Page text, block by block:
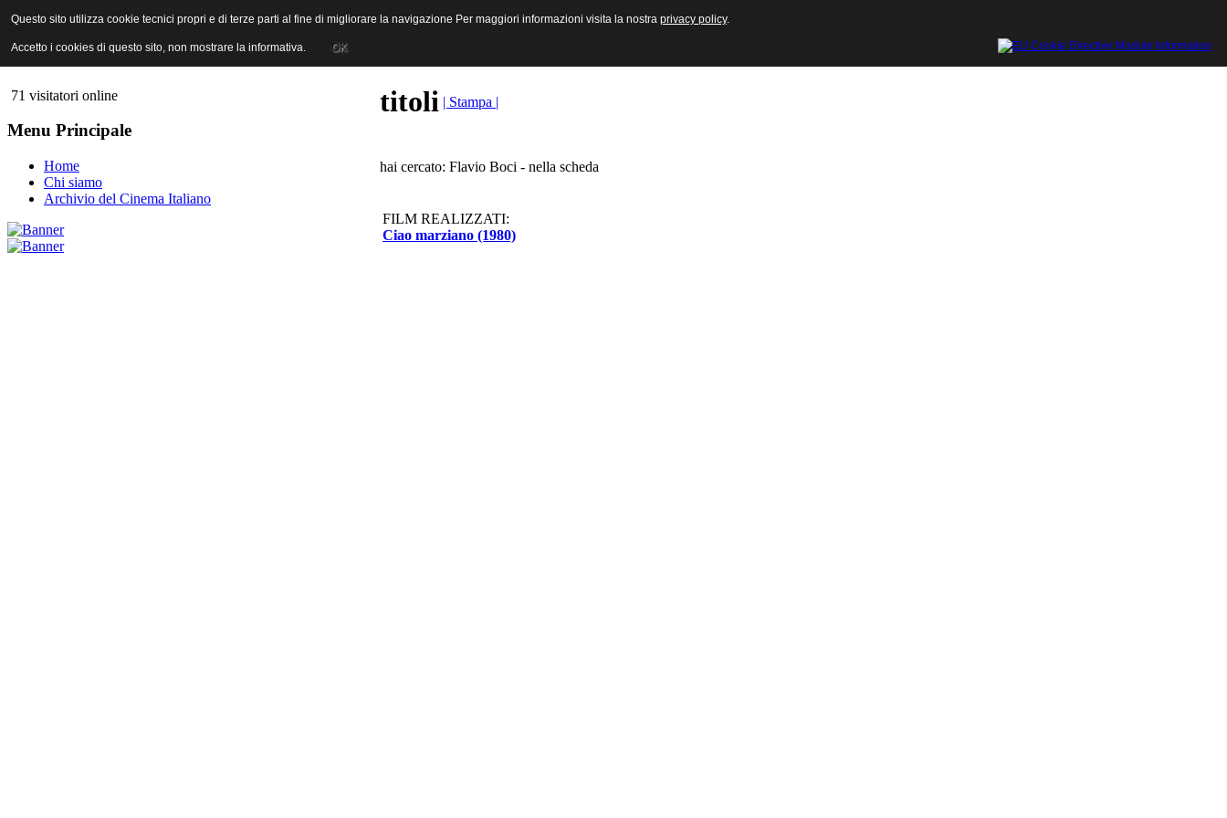
ANICA | Associazione Nazionale Industrie Cinematografiche Audiovisive e Multimediali
71 visitatori online
Menu Principale
Home
Chi siamo
Archivio del Cinema Italiano
titoli | Stampa |
hai cercato: Flavio Boci - nella scheda
FILM REALIZZATI:
Ciao marziano (1980)
Questo sito utilizza cookie tecnici propri e di terze parti al fine di migliorare la navigazione Per maggiori informazioni visita la nostra privacy policy.
Accetto i cookies di questo sito, non mostrare la informativa. OK
Questo sito utilizza cookie tecnici propri e di terze parti al fine di migliorare la navigazione Per maggiori informazioni visita la nostra privacy policy.
Accetto i cookies di questo sito, non mostrare la informativa. OK